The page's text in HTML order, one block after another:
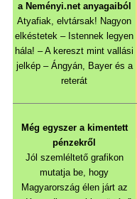
a Neményi.net anyagaiból
Atyafiak, elvtársak! Nagyon
elkéstetek – Istennek legyen
hála! – A kereszt mint vallási
jelkép – Ángyán, Bayer és a
reterát
Még egyszer a kimentett
pénzekről
Jól szemléltető grafikon
mutatja be, hogy
Magyarország élen járt az